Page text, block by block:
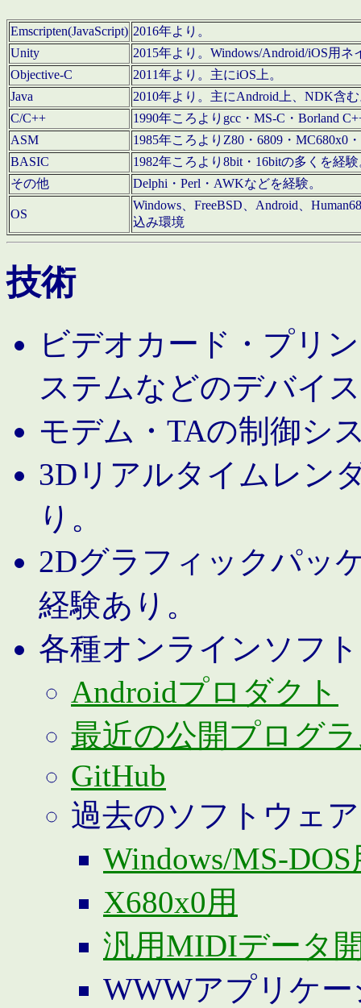
Emscripten(JavaScript) 2016年より。
Unity
2015年より。Windows/Android/iOS用
Objective-C
2011年より。主にiOS上。
Java
2010年より。主にAndroid上、NDK含
C/C++
1990年ころよりgcc・MS-C・Borland
ASM
1985年ころよりZ80・6809・MC680x0
BASIC
1982年ころより8bit・16bitの多くを経
その他
Delphi・Perl・AWKなどを経験。
OS
Windows、FreeBSD、Android、
込み環境
技術
ビデオカード・プリ
ステムなどのデバイ
モデム・TAの制御シ
3Dリアルタイムレン
り。
2Dグラフィックパッ
経験あり。
各種オンラインソフ
Androidプロダクト
最近の公開プログ
GitHub
過去のソフトウェア
Windows/MS-DOS
X680x0用
汎用MIDIデータ
WWWアプリケ